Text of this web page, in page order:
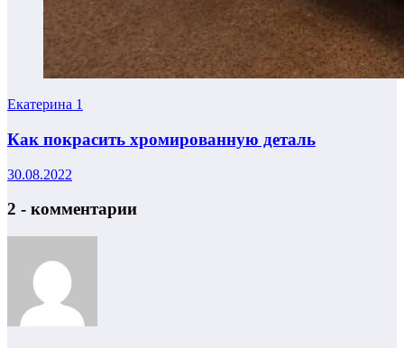
Екатерина 1
Как покрасить хромированную деталь
30.08.2022
2 - комментарии